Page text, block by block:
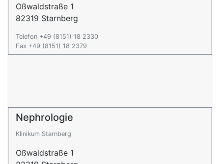
Oßwaldstraße 1
82319 Starnberg
Telefon +49 (8151) 18 2330
Fax +49 (8151) 18 2379
Nephrologie
Klinikum Starnberg
Oßwaldstraße 1